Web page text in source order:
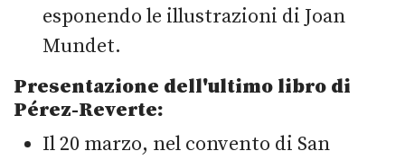
esponendo le illustrazioni di Joan
Mundet.
Presentazione dell'ultimo libro di
Pérez-Reverte:
Il 20 marzo, nel convento di San